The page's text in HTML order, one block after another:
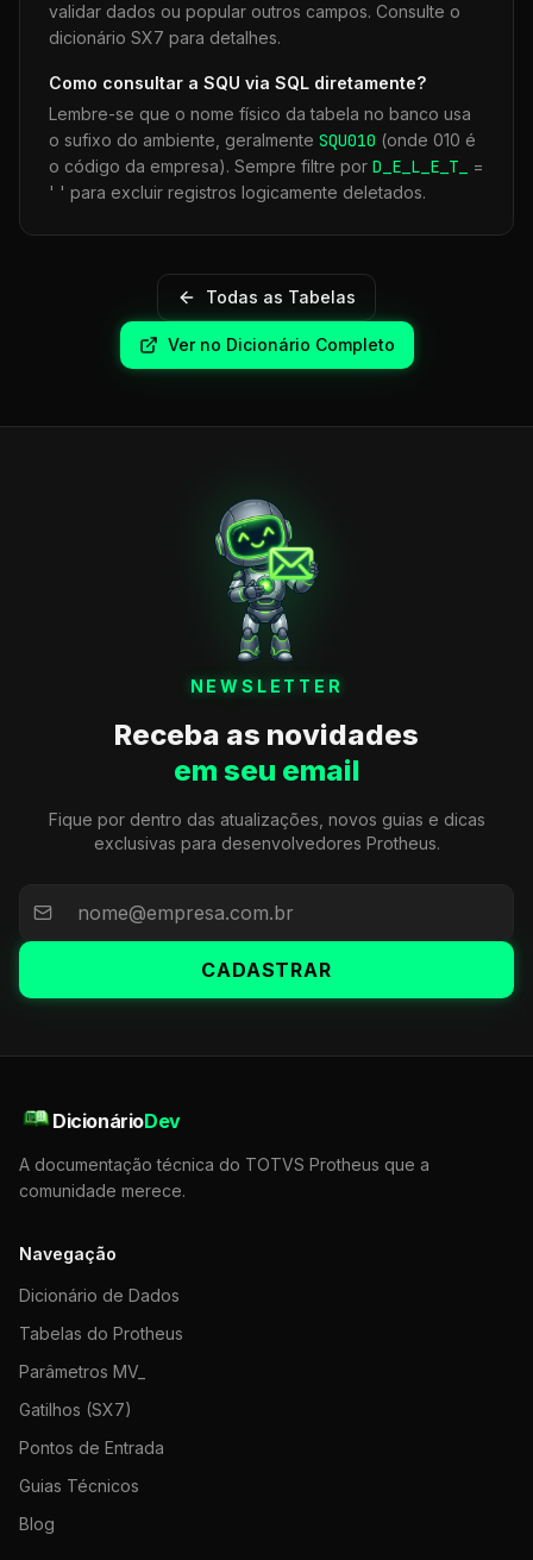
validar dados ou popular outros campos. Consulte o
dicionário SX7 para detalhes.
Como consultar a SQU via SQL diretamente?
Lembre-se que o nome físico da tabela no banco usa
o sufixo do ambiente, geralmente SQU010 (onde 010 é
o código da empresa). Sempre filtre por D_E_L_E_T_
=
' ' para excluir registros logicamente deletados.
Todas as Tabelas
Ver no Dicionário Completo
NEWSLETTER
Receba as novidades
em seu email
Fique por dentro das atualizações, novos guias e dicas
exclusivas para desenvolvedores Protheus.
CADASTRAR
DicionárioDev
A documentação técnica do TOTVS Protheus que a
comunidade merece.
Navegação
Dicionário de Dados
Tabelas do Protheus
Parâmetros MV_
Gatilhos (SX7)
Pontos de Entrada
Guias Técnicos
Blog